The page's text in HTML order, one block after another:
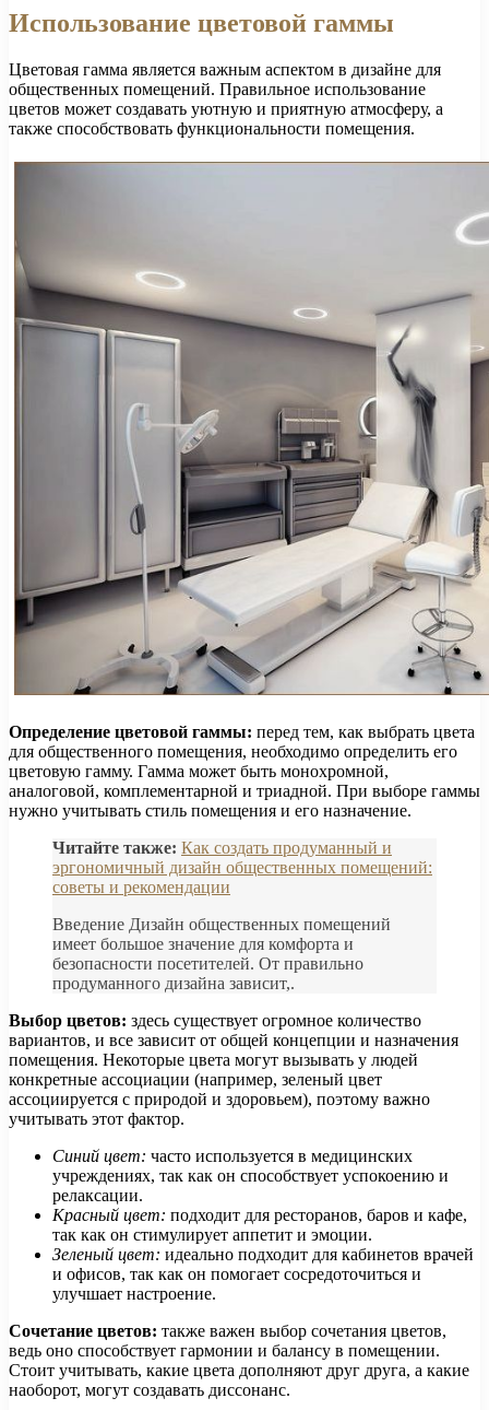
Использование цветовой гаммы
Цветовая гамма является важным аспектом в дизайне для
общественных помещений. Правильное использование
цветов может создавать уютную и приятную атмосферу, а
также способствовать функциональности помещения.
Определение цветовой гаммы: перед тем, как выбрать цвета
для общественного помещения, необходимо определить его
цветовую гамму. Гамма может быть монохромной,
аналоговой, комплементарной и триадной. При выборе гаммы
нужно учитывать стиль помещения и его назначение.
Читайте также: Как создать продуманный и
эргономичный дизайн общественных помещений:
советы и рекомендации
Введение Дизайн общественных помещений
имеет большое значение для комфорта и
безопасности посетителей. От правильно
продуманного дизайна зависит,.
Выбор цветов: здесь существует огромное количество
вариантов, и все зависит от общей концепции и назначения
помещения. Некоторые цвета могут вызывать у людей
конкретные ассоциации (например, зеленый цвет
ассоциируется с природой и здоровьем), поэтому важно
учитывать этот фактор.
Синий цвет: часто используется в медицинских
учреждениях, так как он способствует успокоению и
релаксации.
Красный цвет: подходит для ресторанов, баров и кафе,
так как он стимулирует аппетит и эмоции.
Зеленый цвет: идеально подходит для кабинетов врачей
и офисов, так как он помогает сосредоточиться и
улучшает настроение.
Сочетание цветов: также важен выбор сочетания цветов,
ведь оно способствует гармонии и балансу в помещении.
Стоит учитывать, какие цвета дополняют друг друга, а какие
наоборот, могут создавать диссонанс.